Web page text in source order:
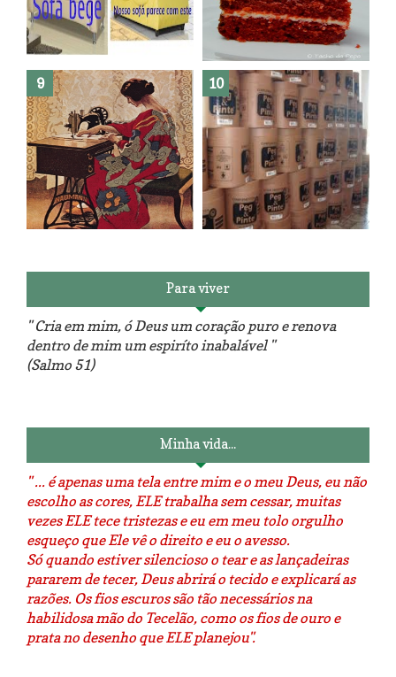
O medo que habita em nós.
Reforma do sofá, agora é em
patchwork!
The Red Velvet !!! O Perfeito
Para viver
" Cria em mim, ó Deus um coração puro e renova
dentro de mim um espiríto inabalável "
(Salmo 51)
Minha vida...
" ... é apenas uma tela entre mim e o meu Deus, eu não
escolho as cores, ELE trabalha sem cessar, muitas
vezes ELE tece tristezas e eu em meu tolo orgulho
esqueço que Ele vê o direito e eu o avesso.
Só quando estiver silencioso o tear e as lançadeiras
pararem de tecer, Deus abrirá o tecido e explicará as
razões. Os fios escuros são tão necessários na
habilidosa mão do Tecelão, como os fios de ouro e
prata no desenho que ELE planejou".